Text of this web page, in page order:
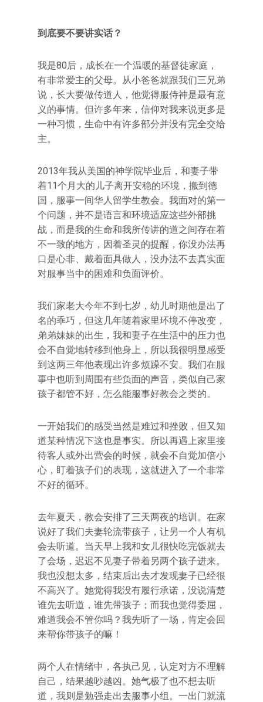
到底要不要讲实话？
我是80后，成长在一个温暖的基督徒家庭，
有非常爱主的父母。从小爸爸就跟我们三兄弟
说，长大要做传道人，他觉得服侍神是最有意
义的事情。但许多年来，信仰对我来说更多是
一种习惯，生命中有许多部分并没有完全交给
主。
2013年我从美国的神学院毕业后，和妻子带
着11个月大的儿子离开安稳的环境，搬到德
国，服事一间华人留学生教会。我面对的第一
个问题，并不是语言和环境适应这些外部挑
战，而是我的生命和我所传讲的道之间存在着
不一致的地方，因着圣灵的提醒，你没办法再
口是心非、戴着面具做人，没办法不去真实面
对服事当中的困难和负面评价。
我们家老大今年不到七岁，幼儿时期他是出了
名的乖巧，但这几年随着家里环境不停改变，
弟弟妹妹的出生，我和妻子在生活中的压力也
会不自觉地转移到他身上，所以我很明显感受
到这两三年他表现出许多烦躁不安。我们在服
事中也听到周围有些负面的声音，类似自己家
孩子都管不好，怎么能服事好教会之类的。
一开始我们的感受当然是难过和挫败，但又知
道某种情况下这也是事实。所以再遇上家里接
待客人或外出营会的时候，就会不自觉加倍小
心，盯着孩子们的表现，这就进入了一个非常
不好的循环。
去年夏天，教会安排了三天两夜的培训。在家
说好了我们夫妻轮流带孩子，让另一个人有机
会去听道。当天早上我和女儿很快吃完饭就去
了会场，迟迟不见妻子带着另两个孩子进来。
我也没想太多，结束后出去才发现妻子已经很
不高兴了。她觉得我没有履行承诺，没说清楚
谁先去听道，谁先带孩子；而我也觉得委屈，
难道我会不管你吗？我先听了一场，肯定会回
来帮你带孩子的嘛！
两个人在情绪中，各执己见，认定对方不理解
自己，结果越吵越凶。她气极了也不想去听
道，我则是勉强走出去服事小组。一出门就流